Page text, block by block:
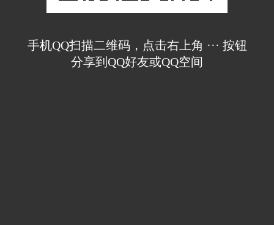
手机QQ扫描二维码，点击右上角 ··· 按钮
分享到QQ好友或QQ空间